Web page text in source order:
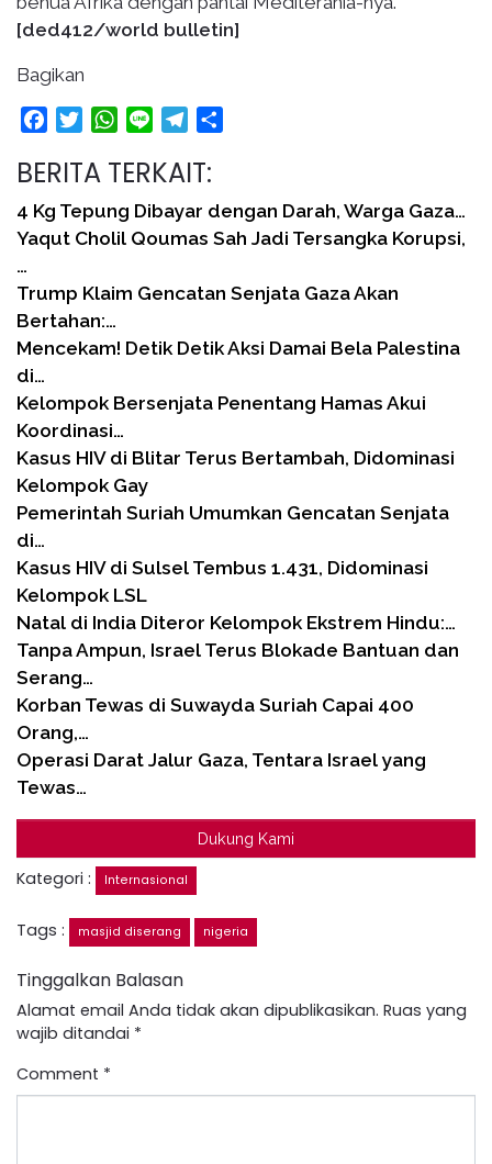
[ded412/world bulletin]
Bagikan
FacebookTwitterWhatsApp
Line Telegram
BERITA TERKAIT:
4 Kg Tepung Dibayar dengan Darah, Warga Gaza…
Yaqut Cholil Qoumas Sah Jadi Tersangka Korupsi,
…
Trump Klaim Gencatan Senjata Gaza Akan
Bertahan:…
Mencekam! Detik Detik Aksi Damai Bela Palestina
di…
Kelompok Bersenjata Penentang Hamas Akui
Koordinasi…
Kasus HIV di Blitar Terus Bertambah, Didominasi
Kelompok Gay
Pemerintah Suriah Umumkan Gencatan Senjata
di…
Kasus HIV di Sulsel Tembus 1.431, Didominasi
Kelompok LSL
Natal di India Diteror Kelompok Ekstrem Hindu:…
Tanpa Ampun, Israel Terus Blokade Bantuan dan
Serang…
Korban Tewas di Suwayda Suriah Capai 400
Orang,…
Operasi Darat Jalur Gaza, Tentara Israel yang
Tewas…
Dukung Kami
Kategori : Internasional
Tags : masjid diserang nigeria
Tinggalkan Balasan
Alamat email Anda tidak akan dipublikasikan. Ruas yang
wajib ditandai *
Comment *